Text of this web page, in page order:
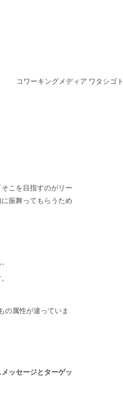
コワーキングメディア ワタシゴト
こを目指すのがリー
振舞ってもらうため
の属性が違っていま
ッセージとターゲッ